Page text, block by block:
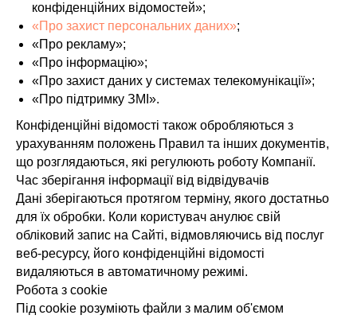
конфіденційних відомостей»;
«Про захист персональних даних»;
«Про рекламу»;
«Про інформацію»;
«Про захист даних у системах телекомунікації»;
«Про підтримку ЗМІ».
Конфіденційні відомості також обробляються з
урахуванням положень Правил та інших документів,
що розглядаються, які регулюють роботу Компанії.
Час зберігання інформації від відвідувачів
Дані зберігаються протягом терміну, якого достатньо
для їх обробки. Коли користувач анулює свій
обліковий запис на Сайті, відмовляючись від послуг
веб-ресурсу, його конфіденційні відомості
видаляються в автоматичному режимі.
Робота з cookie
Під cookie розуміють файли з малим об'ємом